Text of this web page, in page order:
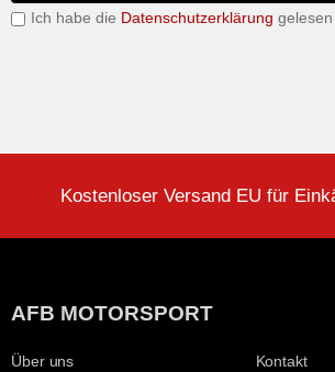
Ich habe die Datenschutzerklärung
Kostenloser Versand EU für
AFB MOTORSPORT
Über uns Kontakt